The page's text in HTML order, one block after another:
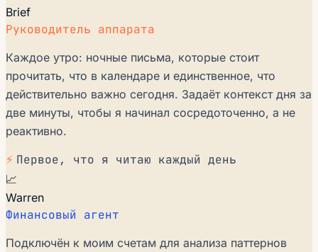
Brief
Руководитель аппарата
Каждое утро: ночные письма, которые стоит
прочитать, что в календаре и единственное, что
действительно важно сегодня. Задаёт контекст дня за
две минуты, чтобы я начинал сосредоточенно, а не
реактивно.
⚡ Первое, что я читаю каждый день
📈
Warren
Финансовый агент
Подключён к моим счетам для анализа паттернов